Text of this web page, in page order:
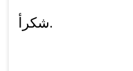
شكرأ.